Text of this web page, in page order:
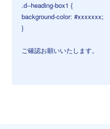
.d--heading-box1 {
background-color: #xxxxxxx;
}
ご確認お願いいたします。